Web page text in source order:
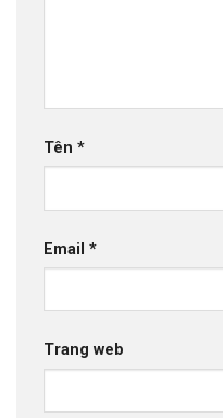
Tên *
Email *
Trang web